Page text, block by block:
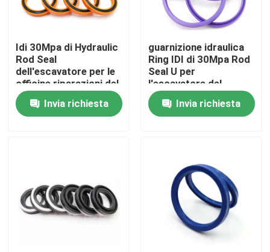
Casa
Prodotti
Circa noi
Idi 30Mpa di Hydraulic
Rod Seal
dell'escavatore per le
officine riparazioni del
macchinario
Invia richiesta
guarnizione idraulica
Ring IDI di 30Mpa Rod
Seal U per
l'escavatore del
cingolo
Invia richiesta